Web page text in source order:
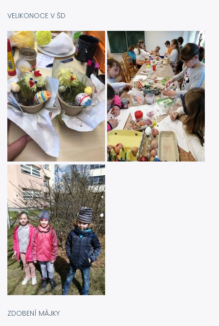
VELIKONOCE V ŠD
ZDOBENÍ MÁJKY